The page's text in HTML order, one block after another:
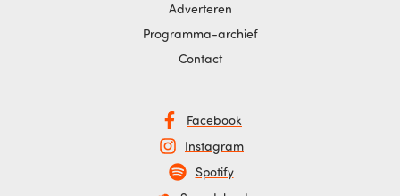
Adverteren
Programma-archief
Contact
Facebook
Instagram
Spotify